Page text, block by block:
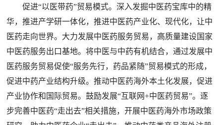
促进“以医带药”贸易模式。深入发掘中医药宝库中的精
华，推进产学研一体化，推进中医药产业化、现代化，让中
医药走向世界。大力发展中医药服务贸易，高质量建设国家
中医药服务出口基地。将中医与中药有机结合，通过发展中
医药服务贸易促使“服务先行，药品紧随”贸易模式的形成，
促进中药产业结构升级。推动中医药海外本土化发展，促进
产业协作和国际贸易。鼓励发展“互联网+中医药贸易”。逐
步完善中医药“走出去”相关措施，开展中医药海外市场政策